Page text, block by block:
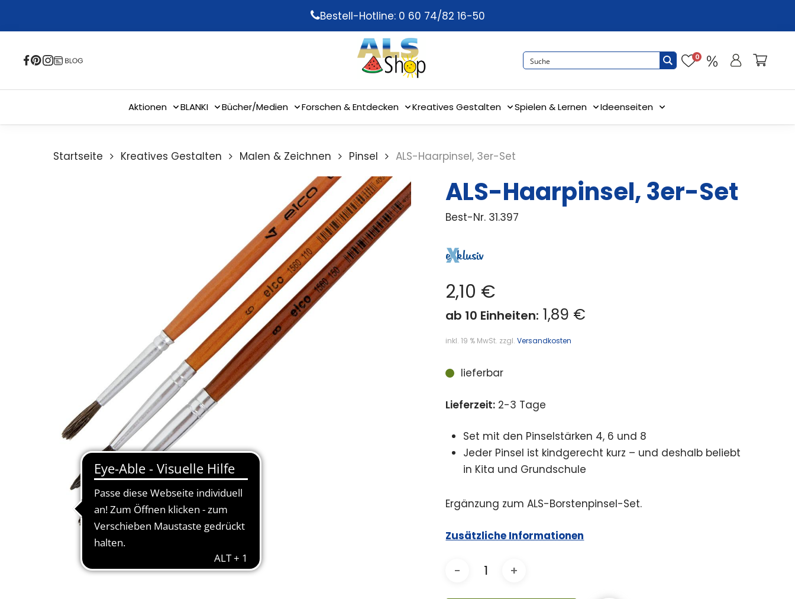
content
Bestell-Hotline: 0 60 74/82 16-50
0
Aktionen BLANKI Bücher/Medien Forschen & Entdecken Kreatives Gestalten Spielen & Lernen Ideenseiten
Startseite Kreatives Gestalten Malen & Zeichnen Pinsel ALS-Haarpinsel, 3er-Set
ALS-Haarpinsel, 3er-Set
Best-Nr. 31.397
2,10 €
ab 10 Einheiten: 1,89 €
inkl. 19 % MwSt. zzgl.Versandkosten
lieferbar
Lieferzeit: 2-3 Tage
Set mit den Pinselstärken 4, 6 und 8
Jeder Pinsel ist kindgerecht kurz – und deshalb beliebt
in Kita und Grundschule
Ergänzung zum ALS-Borstenpinsel-Set.
Zusätzliche Informationen